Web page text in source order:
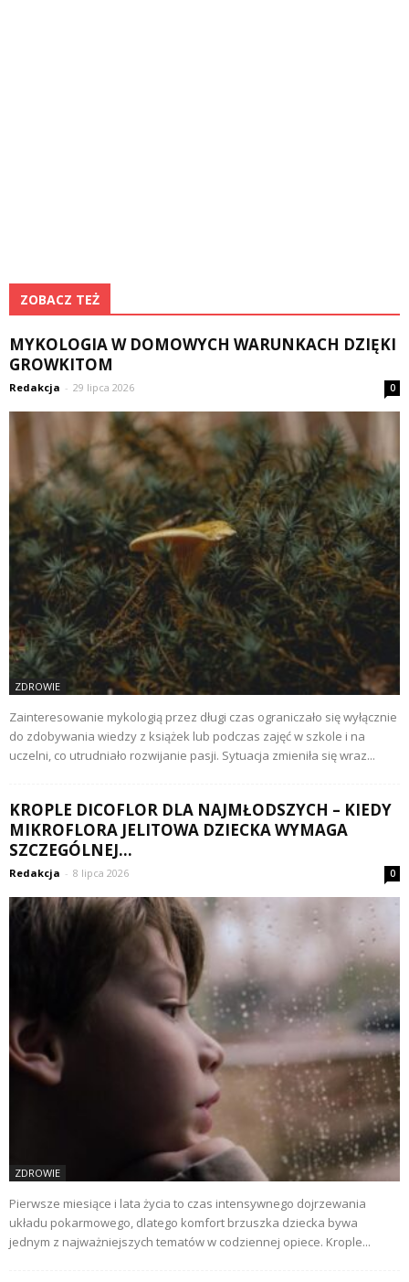
ZOBACZ TEŻ
MYKOLOGIA W DOMOWYCH WARUNKACH DZIĘKI
GROWKITOM
Redakcja - 29 lipca 2026 0
ZDROWIE
Zainteresowanie mykologią przez długi czas ograniczało się wyłącznie
do zdobywania wiedzy z książek lub podczas zajęć w szkole i na
uczelni, co utrudniało rozwijanie pasji. Sytuacja zmieniła się wraz...
KROPLE DICOFLOR DLA NAJMŁODSZYCH – KIEDY
MIKROFLORA JELITOWA DZIECKA WYMAGA
SZCZEGÓLNEJ...
Redakcja - 8 lipca 2026 0
ZDROWIE
Pierwsze miesiące i lata życia to czas intensywnego dojrzewania
układu pokarmowego, dlatego komfort brzuszka dziecka bywa
jednym z najważniejszych tematów w codziennej opiece. Krople...